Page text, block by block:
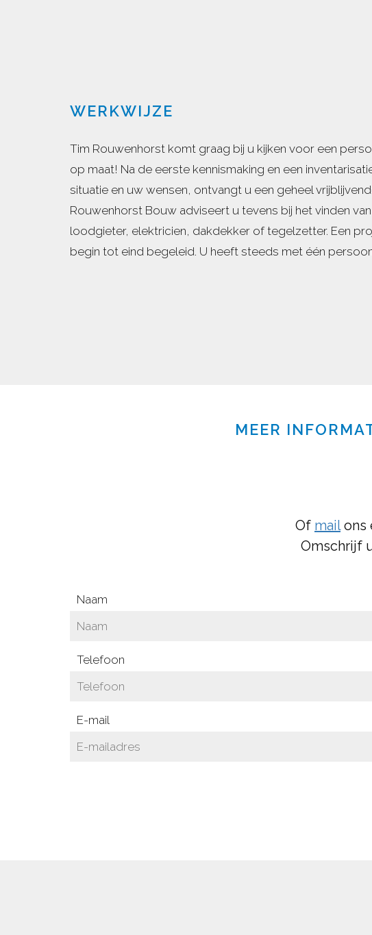
WERKWIJZE
Tim Rouwenhorst komt graag bij u kijken voor een
op maat! Na de eerste kennismaking en een
situatie en uw wensen, ontvangt u een geheel
Rouwenhorst Bouw adviseert u tevens bij het vinden
loodgieter, elektricien, dakdekker of tegelzetter. Een
begin tot eind begeleid. U heeft steeds met één
MEER
Of mailons
Omschrijf
Naam
Telefoon
E-mail